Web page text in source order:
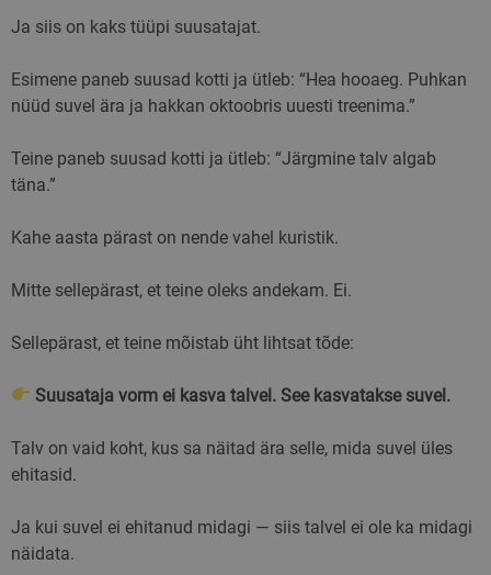
Ja siis on kaks tüüpi suusatajat.
Esimene paneb suusad kotti ja ütleb: “Hea hooaeg. Puhkan
nüüd suvel ära ja hakkan oktoobris uuesti treenima.”
Teine paneb suusad kotti ja ütleb: “Järgmine talv algab
täna.”
Kahe aasta pärast on nende vahel kuristik.
Mitte sellepärast, et teine oleks andekam. Ei.
Sellepärast, et teine mõistab üht lihtsat tõde:
Suusataja vorm ei kasva talvel. See kasvatakse suvel.
Talv on vaid koht, kus sa näitad ära selle, mida suvel üles
ehitasid.
Ja kui suvel ei ehitanud midagi — siis talvel ei ole ka midagi
näidata.